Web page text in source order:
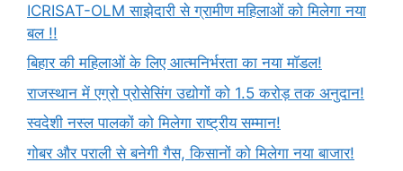
ICRISAT-OLM साझेदारी से ग्रामीण महिलाओं को मिलेगा नया
बल !!
बिहार की महिलाओं के लिए आत्मनिर्भरता का नया मॉडल!
राजस्थान में एग्रो प्रोसेसिंग उद्योगों को 1.5 करोड़ तक अनुदान!
स्वदेशी नस्ल पालकों को मिलेगा राष्ट्रीय सम्मान!
गोबर और पराली से बनेगी गैस, किसानों को मिलेगा नया बाजार!